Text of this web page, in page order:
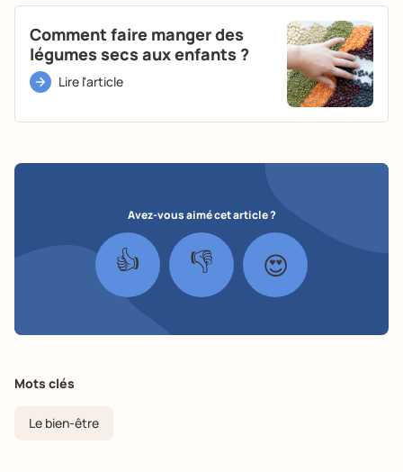
Comment faire manger des
légumes secs aux enfants ?
Lire l'article
Avez-vous aimé cet article ?
👍 👎 😍
Mots clés
Le bien-être